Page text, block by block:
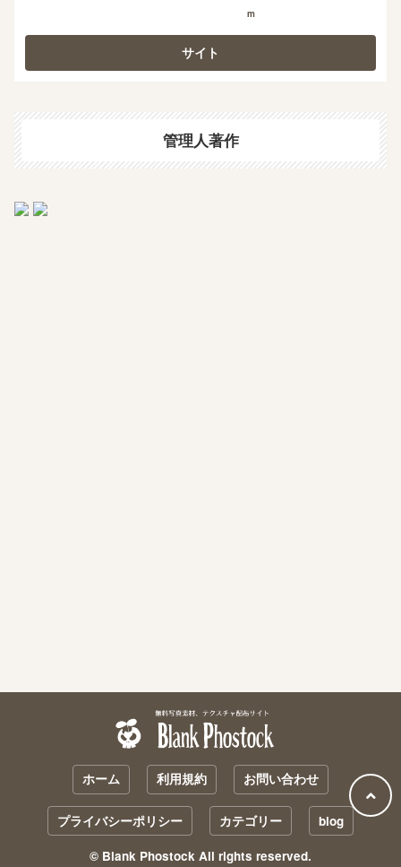
m
管理人著作
ホーム 利用規約 お問い合わせ
プライバシーポリシー カテゴリー blog
© Blank Phostock All rights reserved.